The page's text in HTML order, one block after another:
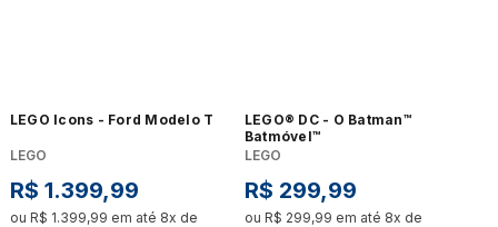
LEGO Icons - Ford Modelo T
LEGO
R$ 1.399,99
ou R$ 1.399,99 em até 8x de
LEGO® DC - O Batman™
Batmóvel™
LEGO
R$ 299,99
ou R$ 299,99 em até 8x de